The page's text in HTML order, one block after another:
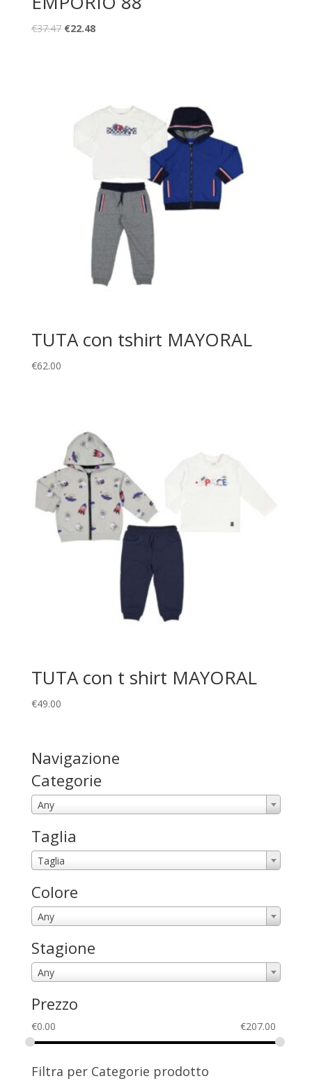
€37.47 €22.48
TUTA con tshirt MAYORAL
€62.00
TUTA con t shirt MAYORAL
€49.00
Navigazione
Categorie
Any
Taglia
Taglia
Colore
Any
Stagione
Any
Prezzo
€0.00 €207.00
Filtra per Categorie prodotto